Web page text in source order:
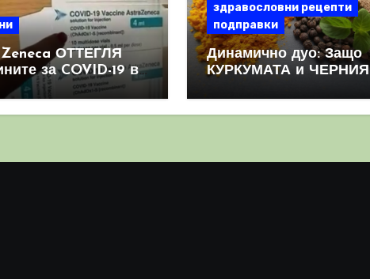
ОТТЕГЛЯ
за COVID-19 в
мащаб, след
че те
здравословни рецепти
подправки
Динамично дуо: Защо
КУРКУМАТА и ЧЕРНИЯ
комбинация